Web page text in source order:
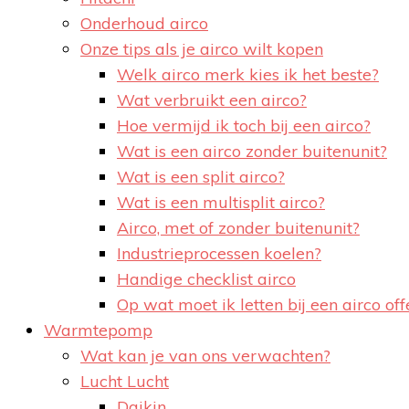
Onderhoud airco
Onze tips als je airco wilt kopen
Welk airco merk kies ik het beste?
Wat verbruikt een airco?
Hoe vermijd ik toch bij een airco?
Wat is een airco zonder buitenunit?
Wat is een split airco?
Wat is een multisplit airco?
Airco, met of zonder buitenunit?
Industrieprocessen koelen?
Handige checklist airco
Op wat moet ik letten bij een airco
Warmtepomp
Wat kan je van ons verwachten?
Lucht Lucht